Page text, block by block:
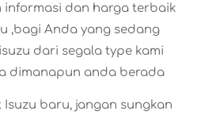
informasi dan harga terbaik
,bagi Anda yang sedang
dari segala type kami
dimanapun anda berada
baru, jangan sungkan